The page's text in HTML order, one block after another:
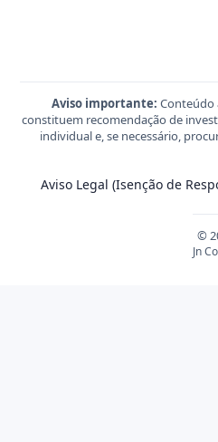
Aviso importante: Conteúdo
constituem recomendação de
individual e, se necessário,
Aviso Legal (Isenção de
©
Jn